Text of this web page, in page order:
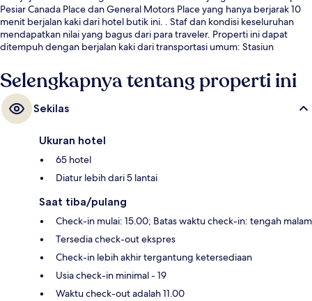
Pesiar Canada Place dan General Motors Place yang hanya berjarak 10
menit berjalan kaki dari hotel butik ini. . Staf dan kondisi keseluruhan
mendapatkan nilai yang bagus dari para traveler. Properti ini dapat
ditempuh dengan berjalan kaki dari transportasi umum: Stasiun
berjarak 3 menit.
Selengkapnya tentang properti ini
Sekilas
Ukuran hotel
65 hotel
Diatur lebih dari 5 lantai
Saat tiba/pulang
Check-in mulai: 15.00; Batas waktu check-in: tengah malam
Tersedia check-out ekspres
Check-in lebih akhir tergantung ketersediaan
Usia check-in minimal - 19
Waktu check-out adalah 11.00